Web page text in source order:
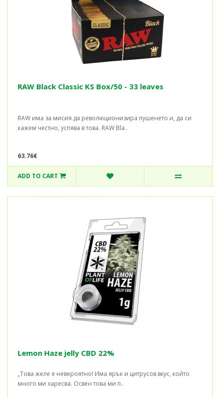
RAW Black Classic KS Box/50 - 33 leaves
RAW има за мисия да революционизира пушенето и, да си
кажем честно, успява в това. RAW Bla..
63.76€
ADD TO CART
Lemon Haze jelly CBD 22%
„Това желе е невероятно! Има ярък и цитрусов вкус, който
много ми харесва. Освен това ми п..